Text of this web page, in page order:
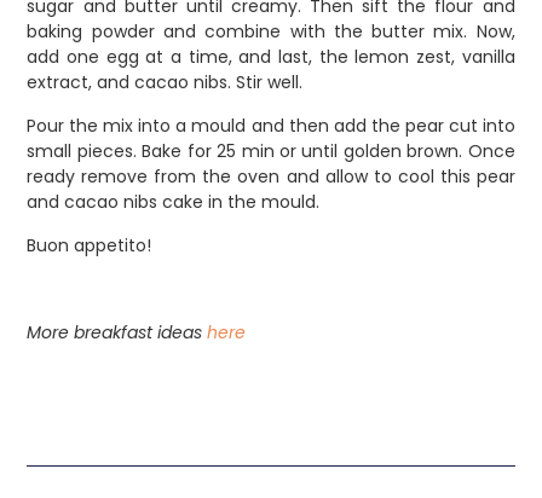
sugar and butter until creamy. Then sift the flour and
baking powder and combine with the butter mix. Now,
add one egg at a time, and last, the lemon zest, vanilla
extract, and cacao nibs. Stir well.
Pour the mix into a mould and then add the pear cut into
small pieces. Bake for 25 min or until golden brown. Once
ready remove from the oven and allow to cool this pear
and cacao nibs cake in the mould.
Buon appetito!
More breakfast ideashere